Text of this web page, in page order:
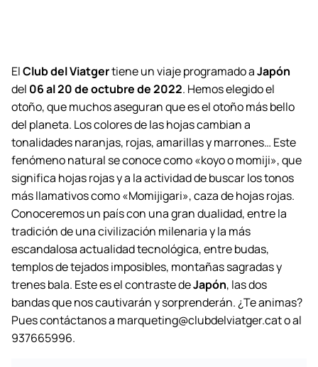
ElClub del Viatgertiene un viaje programado aJapón
del 06 al 20 de octubre de 2022. Hemos elegido el
otoño, que muchos aseguran que es el otoño más bello
del planeta. Los colores de las hojas cambian a
tonalidades naranjas, rojas, amarillas y marrones… Este
fenómeno natural se conoce como «koyo o momiji», que
significa hojas rojas y a la actividad de buscar los tonos
más llamativos como «Momijigari», caza de hojas rojas.
Conoceremos un país con una gran dualidad, entre la
tradición de una civilización milenaria y la más
escandalosa actualidad tecnológica, entre budas,
templos de tejados imposibles, montañas sagradas y
trenes bala. Este es el contraste deJapón, las dos
bandas que nos cautivarán y sorprenderán. ¿Te animas?
Pues contáctanos a marqueting@clubdelviatger.cat o al
937665996.